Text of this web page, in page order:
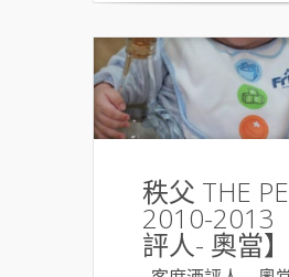
秩父 THE
2010-2013
評人- 奧當】